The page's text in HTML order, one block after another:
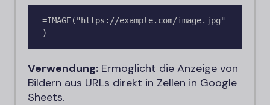
=IMAGE("https://example.com/image.jpg"
)
Verwendung: Ermöglicht die Anzeige von
Bildern aus URLs direkt in Zellen in Google
Sheets.